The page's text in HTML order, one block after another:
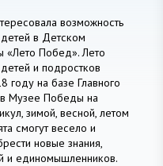
возможность
в Детском
«Лето Побед». Лето
и подростков
году на базе Главного
в Музее Победы на
зимой, весной, летом
смогут весело и
новые знания,
и единомышленников.